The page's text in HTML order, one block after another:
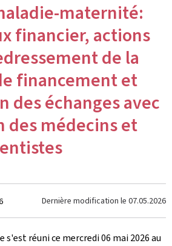
maternité:
financier, actions
de la
financement et
des échanges avec
des médecins et
Dernière modification le 07.05.2026
réuni ce mercredi 06 mai 2026 au